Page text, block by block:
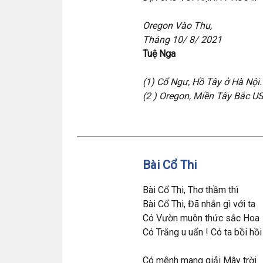
Oregon Vào Thu,
Tháng 10/ 8/ 2021
Tuệ Nga
(1) Cổ Ngư, Hồ Tây ở Hà Nội.
(2 ) Oregon, Miền Tây Bắc
Bài Cổ Thi
Bài Cổ Thi, Thơ thầm thì
Bài Cổ Thi, Đã nhắn gì với ta
Có Vườn muôn thức sắc Hoa
Có Trăng u uẩn ! Có ta bồi hồi
Có mênh mang giải Mây trời